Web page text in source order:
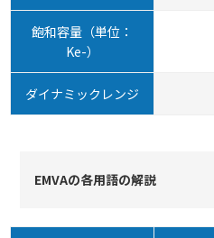
飽和容量（単位：
Ke-）
ダイナミックレンジ
EMVAの各用語の解説